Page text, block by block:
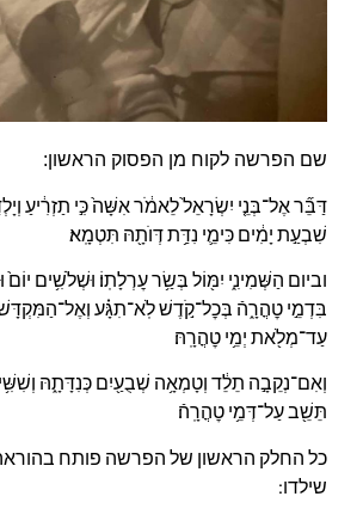
שם הפרשה לקוח מן הפסוק הראשון:
דַּבֵּ֞ר אֶל־בְּנֵ֤י יִשְׂרָאֵל֙ לֵאמֹ֔ר אִשָּׁה֙ כִּ֣י תַזְרִ֔יעַ
שִׁבְעַ֣ת יָמִ֔ים כִּימֵ֛י נִדַּ֥ת דְּוֺתָ֖הּ תִּטְמָֽא׃
וביום הַשְּׁמִינִ֑י יִמּ֖וֹל בְּשַׂ֥ר עׇרְלָתֽוֹ׃ וּשְׁלֹשִׁ֥ים
בִּדְמֵ֣י טׇהֳרָ֑הֿ בְּכׇל־קֹ֣דֶשׁ לֹֽא־תִגָּ֗ע
עַד־מְלֹ֖את יְמֵ֥י טׇהֳרָֽהּ׃
וְאִם־נְקֵבָ֣ה תֵלֵ֔ד וְטָמְאָ֥ה שְׁבֻעַ֖יִם כְּנִדָּתָ֑הּ
תֵּשֵׁ֖ב עַל־דְּמֵ֥י טׇהֳרָֽהֿ׃
כל החלק הראשון של הפרשה פותח
שילדו: